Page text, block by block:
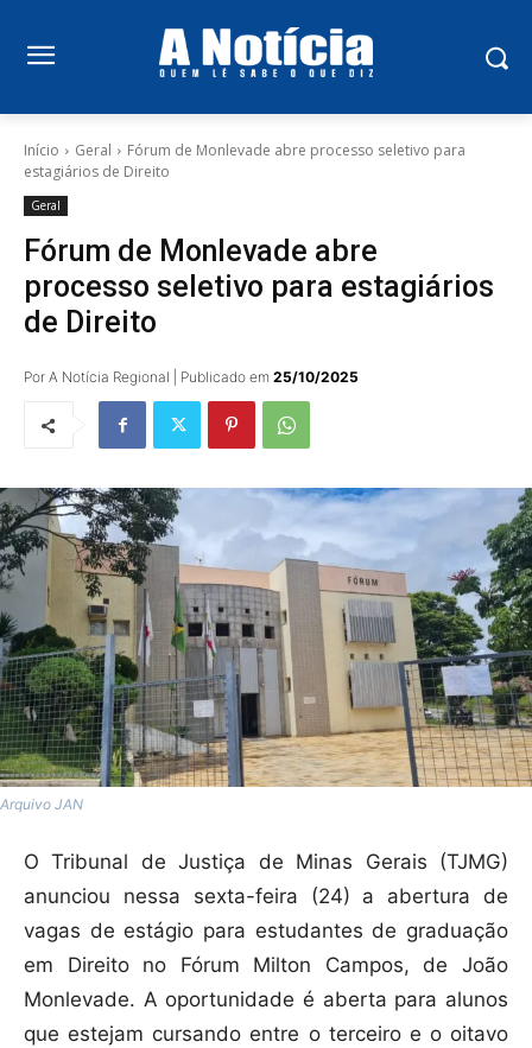
Início Geral
Fórum de Monlevade abre processo seletivo para
estagiários de Direito
Geral
Fórum de Monlevade abre
processo seletivo para estagiários
de Direito
Por A Notícia Regional | Publicado em 25/10/2025
Arquivo JAN
O Tribunal de Justiça de Minas Gerais (TJMG)
anunciou nessa sexta-feira (24) a abertura de
vagas de estágio para estudantes de graduação
em Direito no Fórum Milton Campos, de João
Monlevade. A oportunidade é aberta para alunos
que estejam cursando entre o terceiro e o oitavo